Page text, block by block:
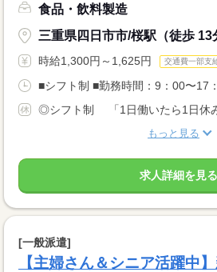
食品・飲料製造
三重県四日市市/桜駅（徒歩 13
時給1,300円～1,625円 交通費一部支
■シフト制 ■勤務時間：9：00〜17
◎シフト制 「1日働いたら1日休み
もっと見る
求人詳細を見る
[一般派遣]
【主婦さん＆シニア活躍中